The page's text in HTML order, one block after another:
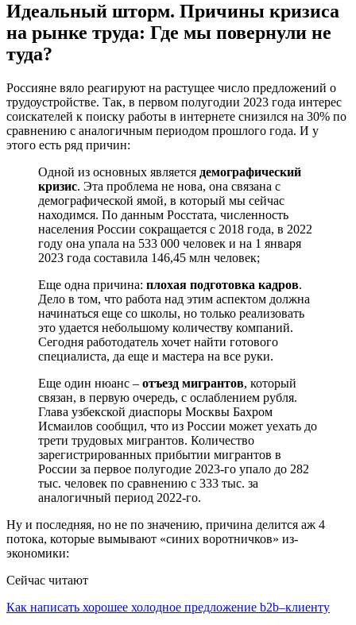
Идеальный шторм. Причины кризиса
на рынке труда: Где мы повернули не
туда?
Россияне вяло реагируют на растущее число предложений о
трудоустройстве. Так, в первом полугодии 2023 года интерес
соискателей к поиску работы в интернете снизился на 30% по
сравнению с аналогичным периодом прошлого года. И у
этого есть ряд причин:
Одной из основных является демографический
кризис. Эта проблема не нова, она связана с
демографической ямой, в который мы сейчас
находимся. По данным Росстата, численность
населения России сокращается с 2018 года, в 2022
году она упала на 533 000 человек и на 1 января
2023 года составила 146,45 млн человек;
Еще одна причина: плохая подготовка кадров.
Дело в том, что работа над этим аспектом должна
начинаться еще со школы, но только реализовать
это удается небольшому количеству компаний.
Сегодня работодатель хочет найти готового
специалиста, да еще и мастера на все руки.
Еще один нюанс – отъезд мигрантов, который
связан, в первую очередь, с ослаблением рубля.
Глава узбекской диаспоры Москвы Бахром
Исмаилов сообщил, что из России может уехать до
трети трудовых мигрантов. Количество
зарегистрированных прибытии мигрантов в
России за первое полугодие 2023-го упало до 282
тыс. человек по сравнению с 333 тыс. за
аналогичный период 2022-го.
Ну и последняя, но не по значению, причина делится аж 4
потока, которые вымывают «синих воротничков» из-
экономики:
Сейчас читают
Как написать хорошее холодное предложение b2b–клиенту